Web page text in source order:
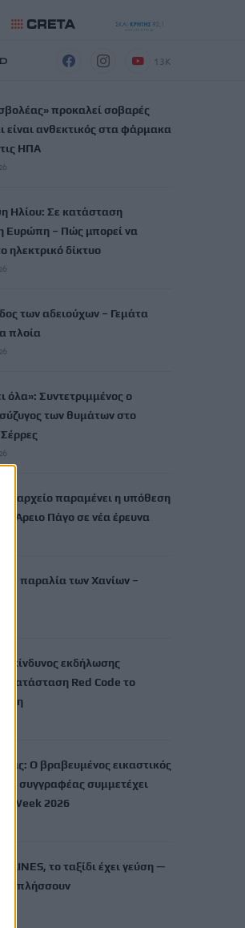
13K
προκαλεί σοβαρές
είναι ανθεκτικός στα φάρμακα
ΗΠΑ
Ηλίου: Σε κατάσταση
Ευρώπη – Πώς μπορεί να
ηλεκτρικό δίκτυο
των αδειούχων – Γεμάτα
πλοία
όλα»: Συντετριμμένος ο
των θυμάτων στο
αρχείο παραμένει η υπόθεση
Αρειο Πάγο σε νέα έρευνα
σε παραλία των Χανίων –
ο κίνδυνος εκδήλωσης
κατάσταση Red Code το
Ο βραβευμένος εικαστικός
και συγγραφέας συμμετέχει
Week 2026
LINES, το ταξίδι έχει γεύση —
εκπλήσσουν